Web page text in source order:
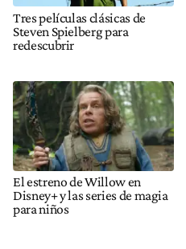
Tres películas clásicas de
Steven Spielberg para
redescubrir
El estreno de Willow en
Disney+ y las series de magia
para niños